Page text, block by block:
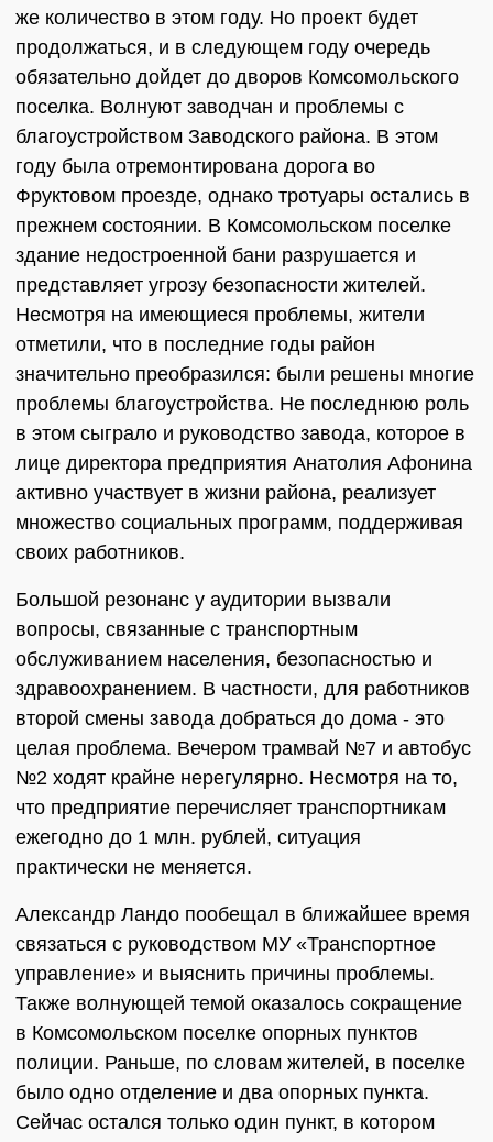
же количество в этом году. Но проект будет
продолжаться, и в следующем году очередь
обязательно дойдет до дворов Комсомольского
поселка. Волнуют заводчан и проблемы с
благоустройством Заводского района. В этом
году была отремонтирована дорога во
Фруктовом проезде, однако тротуары остались в
прежнем состоянии. В Комсомольском поселке
здание недостроенной бани разрушается и
представляет угрозу безопасности жителей.
Несмотря на имеющиеся проблемы, жители
отметили, что в последние годы район
значительно преобразился: были решены многие
проблемы благоустройства. Не последнюю роль
в этом сыграло и руководство завода, которое в
лице директора предприятия Анатолия Афонина
активно участвует в жизни района, реализует
множество социальных программ, поддерживая
своих работников.
Большой резонанс у аудитории вызвали
вопросы, связанные с транспортным
обслуживанием населения, безопасностью и
здравоохранением. В частности, для работников
второй смены завода добраться до дома ‑ это
целая проблема. Вечером трамвай №7 и автобус
№2 ходят крайне нерегулярно. Несмотря на то,
что предприятие перечисляет транспортникам
ежегодно до 1 млн. рублей, ситуация
практически не меняется.
Александр Ландо пообещал в ближайшее время
связаться с руководством МУ «Транспортное
управление» и выяснить причины проблемы.
Также волнующей темой оказалось сокращение
в Комсомольском поселке опорных пунктов
полиции. Раньше, по словам жителей, в поселке
было одно отделение и два опорных пункта.
Сейчас остался только один пункт, в котором